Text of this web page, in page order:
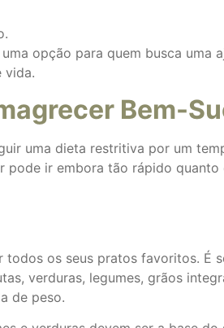
opção para quem busca uma
vida.
Bem-
uma dieta restritiva por um
ir embora tão rápido
os seus pratos favoritos. É
verduras, legumes, grãos
de peso.